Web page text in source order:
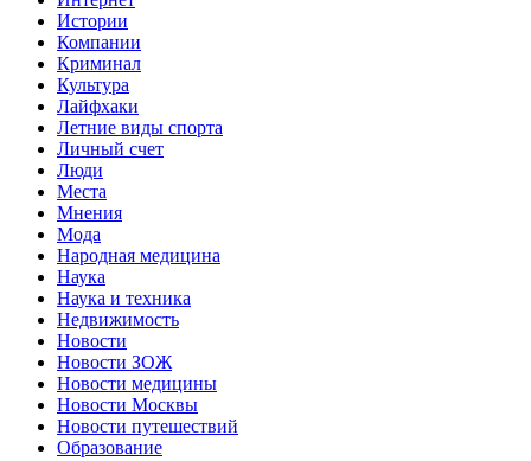
Истории
Компании
Криминал
Культура
Лайфхаки
Летние виды спорта
Личный счет
Люди
Места
Мнения
Мода
Народная медицина
Наука
Наука и техника
Недвижимость
Новости
Новости ЗОЖ
Новости медицины
Новости Москвы
Новости путешествий
Образование